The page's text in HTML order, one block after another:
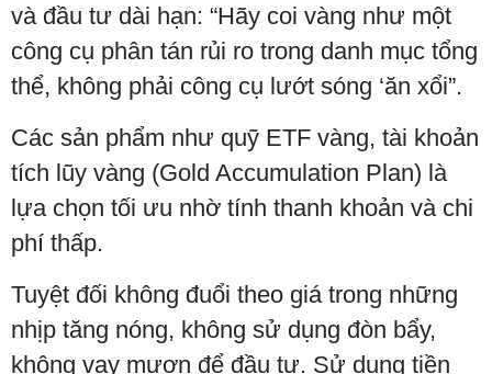
và đầu tư dài hạn: “Hãy coi vàng như một
công cụ phân tán rủi ro trong danh mục tổng
thể, không phải công cụ lướt sóng ‘ăn xổi”.
Các sản phẩm như quỹ ETF vàng, tài khoản
tích lũy vàng (Gold Accumulation Plan) là
lựa chọn tối ưu nhờ tính thanh khoản và chi
phí thấp.
Tuyệt đối không đuổi theo giá trong những
nhịp tăng nóng, không sử dụng đòn bẩy,
không vay mượn để đầu tư. Sử dụng tiền